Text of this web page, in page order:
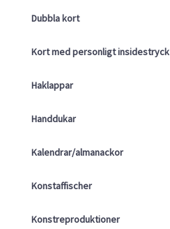
Dubbla kort
Kort med personligt insidestryck
Haklappar
Handdukar
Kalendrar/almanackor
Konstaffischer
Konstreproduktioner